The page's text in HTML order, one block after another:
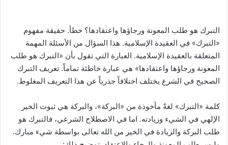
التبرك هو طلب المعونة ورجاؤها واعتقادها؟ خطأ. حقيقة مفهوم
«التبرك» في العقيدة الإسلامية. هذا السؤال من الأسئلة المهمة
المتعلقة بالعقيدة الإسلامية. العبارة التي تقول بأن «التبرك هو طلب
المعونة ورجاؤها واعتقادها» هي عبارة خاطئة تماماً. تعريف التبرك
الصحيح في الشرع يختلف اختلافاً جذرياً عن هذا التعريف المغلوط.
كلمة «التبرك» لغةً مأخوذة من «البركة»، والبركة هي ثبوت الخير
الإلهي في الشيء وزيادته. اما في الاصطلاح الشرعي، فالتبرك هو
طلب البركة والزيادة في الخير من الله تعالى بواسطة شيء مبارك.